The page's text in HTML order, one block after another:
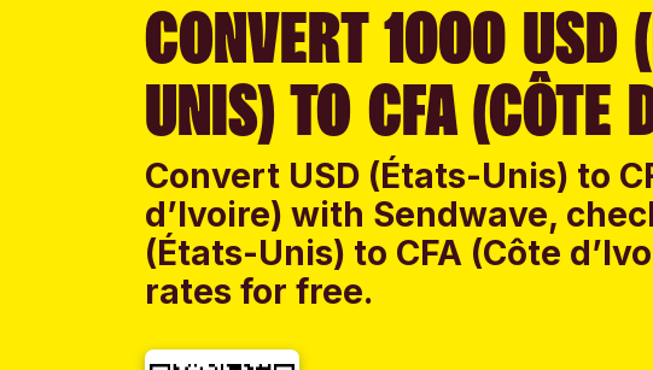
CONVERT 1000 USD
UNIS) TO CFA (CÔTE
Convert USD (États-Unis) to
d’Ivoire) with Sendwave,
(États-Unis) to CFA (Côte
rates for free.